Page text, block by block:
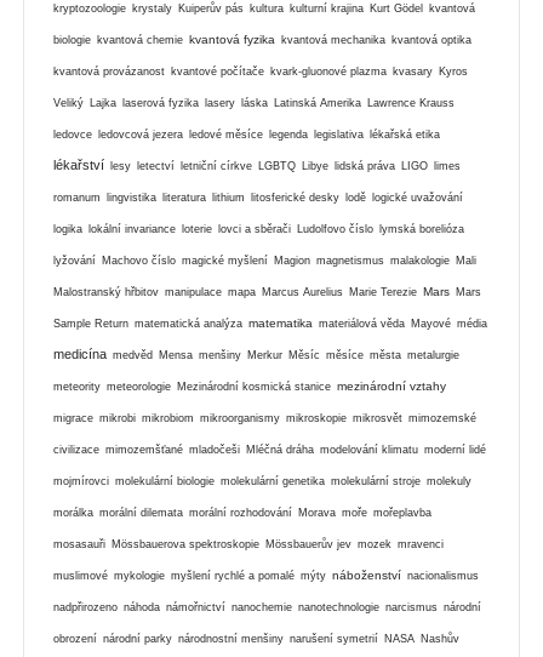
kryptozoologie krystaly Kuiperův pás kultura kulturní krajina Kurt Gödel kvantová
biologie kvantová chemie kvantová fyzika kvantová mechanika kvantová optika
kvantová provázanost kvantové počítače kvark-gluonové plazma kvasary Kyros
Veliký Lajka laserová fyzika lasery láska Latinská Amerika Lawrence Krauss
ledovce ledovcová jezera ledové měsíce legenda legislativa lékařská etika
lékařství lesy letectví letniční církve LGBTQ Libye lidská práva LIGO limes
romanum lingvistika literatura lithium litosferické desky lodě logické uvažování
logika lokální invariance loterie lovci a sběrači Ludolfovo číslo lymská borelióza
lyžování Machovo číslo magické myšlení Magion magnetismus malakologie Mali
Malostranský hřbitov manipulace mapa Marcus Aurelius Marie Terezie Mars Mars
Sample Return matematická analýza matematika materiálová věda Mayové média
medicína medvěd Mensa menšiny Merkur Měsíc měsíce města metalurgie
meteority meteorologie Mezinárodní kosmická stanice mezinárodní vztahy
migrace mikrobi mikrobiom mikroorganismy mikroskopie mikrosvět mimozemské
civilizace mimozemšťané mladočeši Mléčná dráha modelování klimatu moderní lidé
mojmírovci molekulární biologie molekulární genetika molekulární stroje molekuly
morálka morální dilemata morální rozhodování Morava moře mořeplavba
mosasauři Mössbauerova spektroskopie Mössbauerův jev mozek mravenci
muslimové mykologie myšlení rychlé a pomalé mýty náboženství nacionalismus
nadpřirozeno náhoda námořnictví nanochemie nanotechnologie narcismus národní
obrození národní parky národnostní menšiny narušení symetrií NASA Nashův